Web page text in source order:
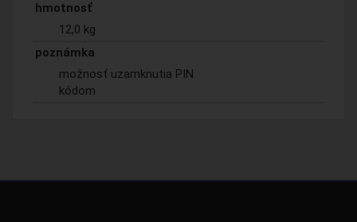
hmotnosť
12,0 kg
poznámka
možnosť uzamknutia PIN
kódom